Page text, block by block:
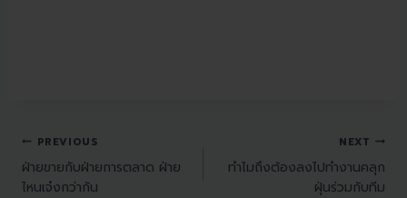
PREVIOUS
ฝ่ายขายกับฝ่ายการตลาด ฝ่าย
ไหนเจ๋งกว่ากัน
NEXT
ทำไมถึงต้องลงไปทำงานคลุก
ฝุ่นร่วมกับทีม